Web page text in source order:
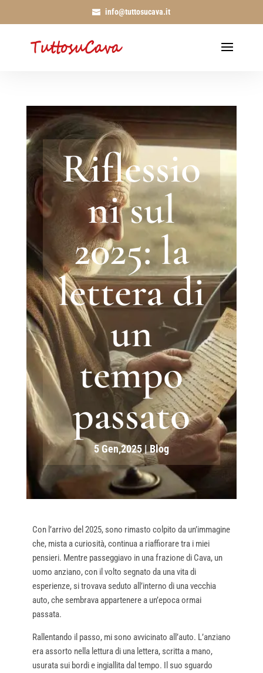
info@tuttosucava.it
Riflessio
ni sul
2025: la
lettera di
un
tempo
passato
5 Gen,2025|Blog
Con l’arrivo del 2025, sono rimasto colpito da un’immagine
che, mista a curiosità, continua a riaffiorare tra i miei
pensieri. Mentre passeggiavo in una frazione di Cava, un
uomo anziano, con il volto segnato da una vita di
esperienze, si trovava seduto all’interno di una vecchia
auto, che sembrava appartenere a un’epoca ormai
passata.
Rallentando il passo, mi sono avvicinato all’auto. L’anziano
era assorto nella lettura di una lettera, scritta a mano,
usurata sui bordi e ingiallita dal tempo. Il suo sguardo